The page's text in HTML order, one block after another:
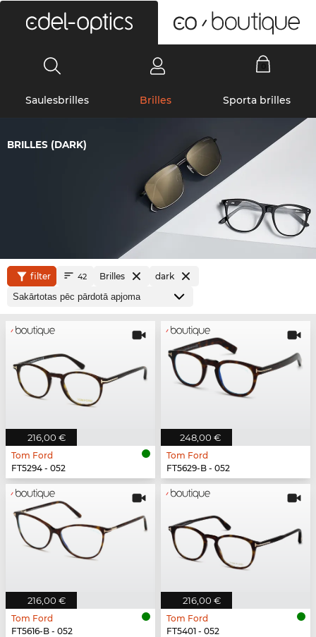
Saulesbrilles Brilles Sporta brilles
BRILLES (DARK)
filter 42 Brilles dark
216,00 €
Tom Ford
FT5294 - 052
248,00 €
Tom Ford
FT5629-B - 052
216,00 €
Tom Ford
FT5616-B - 052
216,00 €
Tom Ford
FT5401 - 052